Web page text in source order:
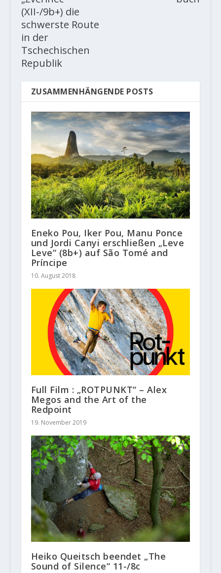
(XII-/9b+) die
schwerste Route
in der
Tschechischen
Republik
ZUSAMMENHÄNGENDE POSTS
Eneko Pou, Iker Pou, Manu Ponce
und Jordi Canyi erschließen „Leve
Leve“ (8b+) auf São Tomé and
Príncipe
10. August 2018
Full Film : „ROTPUNKT“ – Alex
Megos and the Art of the
Redpoint
19. November 2019
Heiko Queitsch beendet „The
Sound of Silence“ 11-/8c